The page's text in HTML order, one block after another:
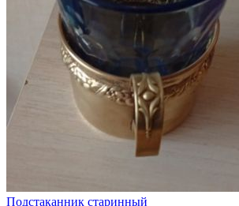
Подстаканник старинный